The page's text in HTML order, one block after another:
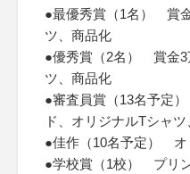
●最優秀賞（1名） 賞
ツ、商品化
●優秀賞（2名） 賞金3
ツ、商品化
●審査員賞（13名予定
ド、オリジナルTシャ
●佳作（10名予定） オ
●学校賞（1校） プリ